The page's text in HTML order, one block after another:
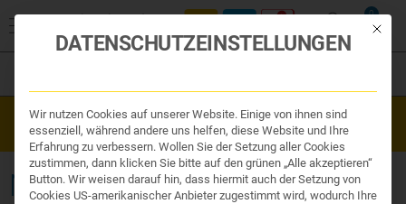
0
Organe & Organ Uhr
Traditionelle Medizin
Nahrungsergänzung
Kosmetik und Hygiene
Ihr Apotheker
Westend Online-Shop: Sicher, schnell und 24/7 für Sie da!
Gratisversand ab €50
NAHRUNGSERGÄNZUNG
Mit
DATENSCHUTZEINSTELLUNGEN
Wir nutzen Cookies auf unserer Website. Einige von ihnen sind
essenziell, während andere uns helfen, diese Website und Ihre
Erfahrung zu verbessern. Wollen Sie der Setzung aller Cookies
zustimmen, dann klicken Sie bitte auf den grünen „Alle akzeptieren“
Button. Wir weisen darauf hin, dass hiermit auch der Setzung von
Cookies US-amerikanischer Anbieter zugestimmt wird, wodurch Ihre